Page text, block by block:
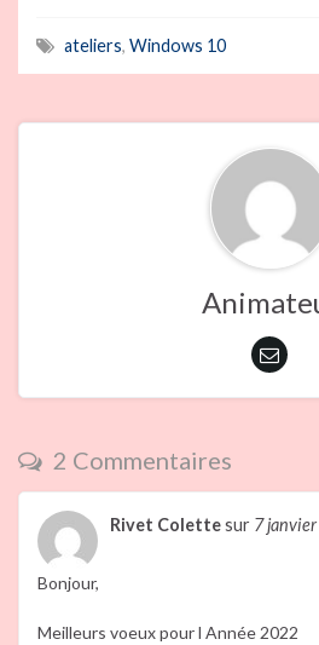
ateliers, Windows 10
2 Commentaires
Rivet Colettesur 7
Bonjour,
Meilleurs voeux pour l Année 2022